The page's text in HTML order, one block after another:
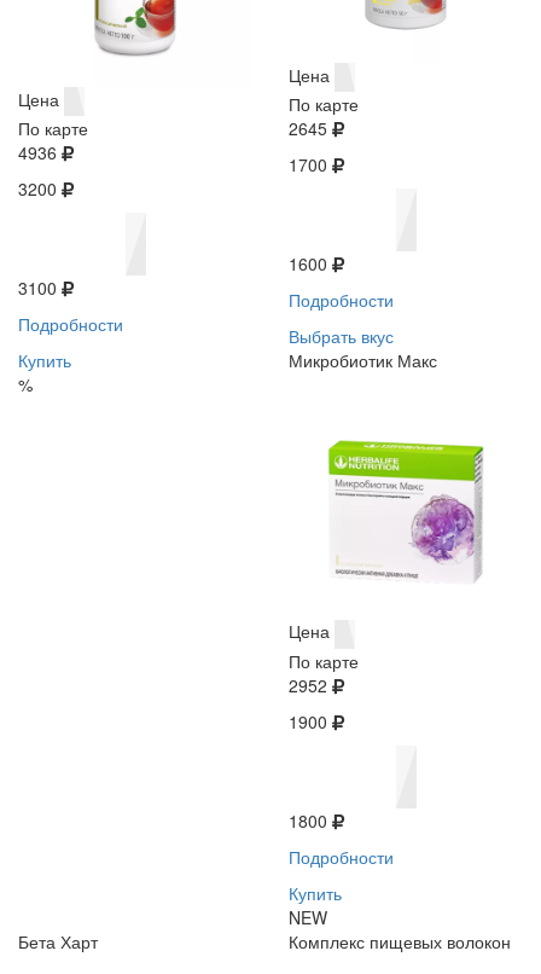
Цена
По карте
4936
3200
3100
Подробности
Купить
%
Цена
По карте
2645
1700
1600
Подробности
Выбрать вкус
Микробиотик Макс
Цена
По карте
2952
1900
1800
Подробности
Купить
NEW
Бета Харт
Комплекс пищевых волокон